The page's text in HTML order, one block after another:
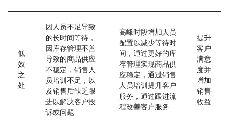
低
效
之
处
因人员不足导致
的长时间等待，
因库存管理不善
导致的商品供应
不稳定，销售人
员培训不足，以
及销售后缺乏跟
进以解决客户投
诉或问题
高峰时段增加人员
配置以减少等待时
间，通过更好的库
存管理实现商品供
应稳定，通过销售
人员培训提升客户
服务，通过跟进流
程改善客户服务
提升
客户
满意
度并
增加
销售
收益